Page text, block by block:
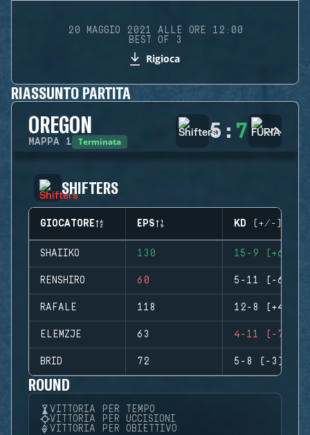
20 MAGGIO 2021 ALLE ORE 12:00
BEST OF 3
Rigioca
RIASSUNTO PARTITA
OREGON
MAPPA 1 Terminata 5 : 7
SHIFTERS
GIOCATORE EPS KD (+/-)
SHAIIKO 130 15-9 (+6)
RENSHIRO 60 5-11 (-6)
RAFALE 118 12-8 (+4)
ELEMZJE 63 4-11 (-7)
BRID 72 5-8 (-3)
ROUND
VITTORIA PER TEMPO
VITTORIA PER UCCISIONI
VITTORIA PER OBIETTIVO